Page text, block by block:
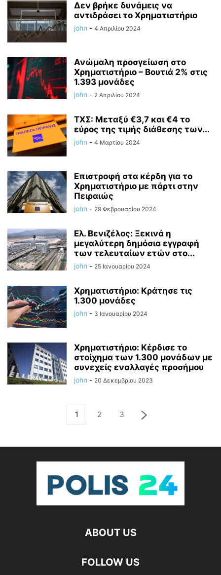
Δεν βρήκε δυνάμεις να
αντιδράσει το Χρηματιστήριο
john - 4 Απριλίου 2024
Ανώμαλη προσγείωση στο
Χρηματιστήριο – Βουτιά 2% στις
1.393 μονάδες
john - 2 Απριλίου 2024
ΤΧΣ: Μεταξύ €3,7 και €4 το
εύρος της τιμής διάθεσης των...
john - 4 Μαρτίου 2024
Επιστροφή στα κέρδη για το
Χρηματιστήριο με πάρτι στην
Πειραιώς
john - 29 Φεβρουαρίου 2024
Ελ. Βενιζέλος: Ξεκινά η
μεγαλύτερη δημόσια εγγραφή
των τελευταίων ετών στο...
john - 25 Ιανουαρίου 2024
Χρηματιστήριο: Κράτησε τις
1.300 μονάδες
john - 3 Ιανουαρίου 2024
Χρηματιστήριο: Κέρδισε το
στοίχημα των 1.300 μονάδων με
συνεχείς εναλλαγές προσήμου
john - 20 Δεκεμβρίου 2023
1 2 3
ABOUT US
FOLLOW US